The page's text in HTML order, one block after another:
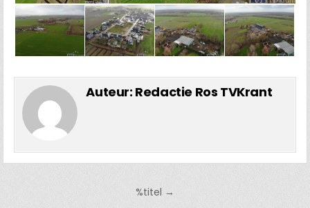
Auteur: Redactie Ros TVKrant
%titel →